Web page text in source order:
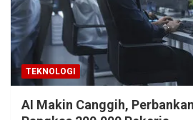
TEKNOLOGI
AI Makin Canggih,